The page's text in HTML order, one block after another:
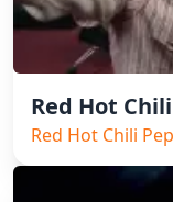
Red Hot
Red Hot Chili